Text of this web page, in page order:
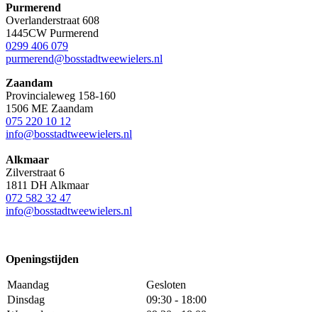
Purmerend
Overlanderstraat 608
1445CW Purmerend
0299 406 079
purmerend@bosstadtweewielers.nl
Zaandam
Provincialeweg 158-160
1506 ME Zaandam
075 220 10 12
info@bosstadtweewielers.nl
Alkmaar
Zilverstraat 6
1811 DH Alkmaar
072 582 32 47
info@bosstadtweewielers.nl
Openingstijden
Maandag
Gesloten
Dinsdag
09:30 - 18:00